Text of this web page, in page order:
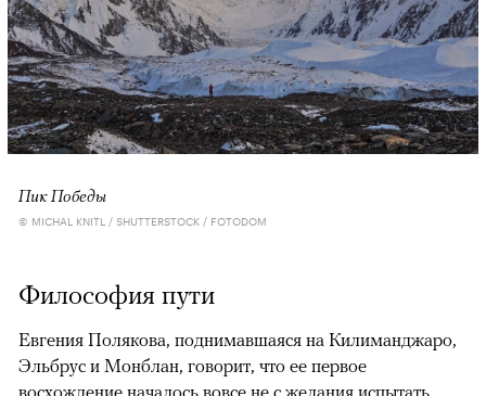
Пик Победы
© MICHAL KNITL / SHUTTERSTOCK / FOTODOM
Философия пути
Евгения Полякова, поднимавшаяся на Килиманджаро,
Эльбрус и Монблан, говорит, что ее первое